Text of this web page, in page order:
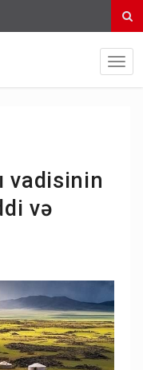
vadisinin
və